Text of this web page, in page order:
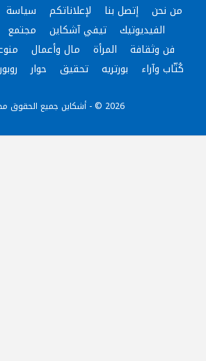
من نحن إتصل بنا لإعلاناتكم سياسة
الفيديوتيك
تيفي آشكاين مجتمع
فن وثقافة
المرأة مال وأعمال
كُتّاب وآراء
بورتريه تحقيق حوار
2026 © - أشكاين جميع الحقوق محفوظة